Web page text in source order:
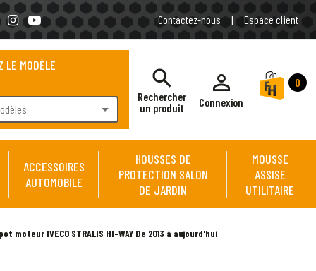
Contactez-nous | Espace client
LE MODÈLE
arrow_drop_down
search
Rechercher
un produit
person_outline
Connexion
0
ACCESSOIRES
AUTOMOBILE
HOUSSES DE
PROTECTION SALON
DE JARDIN
MOUSSE
ASSISE
UTILITAIRE
IVECO STRALIS HI-WAY De 2013 à aujourd'hui